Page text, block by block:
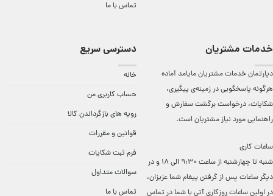
تماس با ما
خدمات مشتریان
دپارتمان خدمات مشتریان مایامد آماده
هرگونه پاسخگویی در زمینه‌ی پیگیری،
شکایات، درخواست برگشت سفارش و
راهنمایی مورد نیاز مشتریان است.
ساعات کاری
شنبه تا چهارشنبه از ساعت 9:30 الی 18 و در
دیگر ساعات ‌پس از گرفتن پیغام شما عزیزان،
در اولین ساعات روزکاری آتی با شما در تماس
دسترسی سریع
خانه
حساب کاربری من
رویه های بازگرداندن کالا
قوانین و مقررات
فرم ثبت شکایات
سوالات متداول
تماس با ما